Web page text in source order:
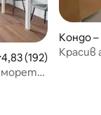
оценка: 4,83
4,83 (192)
Кондо
Красив